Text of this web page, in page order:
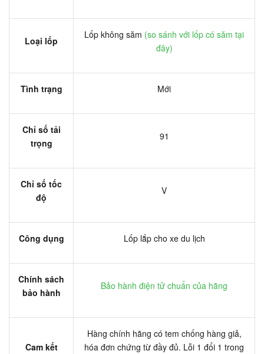
Loại lốp
Lốp không săm (so sánh với lốp có săm tại
đây)
Tình trạng Mới
Chỉ số tải
trọng
91
Chỉ số tốc
độ
V
Công dụng Lốp lắp cho xe du lịch
Chính sách
bảo hành
Bảo hành điện tử chuẩn của hãng
Cam kết
Hàng chính hãng có tem chống hàng giả,
hóa đơn chứng từ đầy đủ. Lỗi 1 đổi 1 trong